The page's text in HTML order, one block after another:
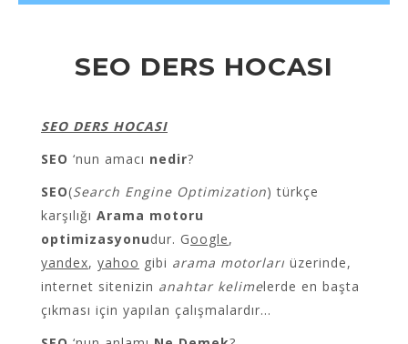
SEO DERS HOCASI
SEO DERS HOCASI
SEO ‘nun amacı nedir?
SEO(Search Engine Optimization) türkçe
karşılığı Arama motoru
optimizasyonudur. Google,
yandex, yahoo gibi arama motorları üzerinde,
internet sitenizin anahtar kelimelerde en başta
çıkması için yapılan çalışmalardır…